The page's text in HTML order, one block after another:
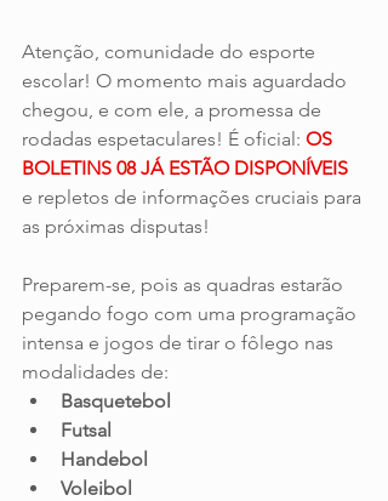
Atenção, comunidade do esporte
escolar! O momento mais aguardado
chegou, e com ele, a promessa de
rodadas espetaculares! É oficial: OS
BOLETINS 08 JÁ ESTÃO DISPONÍVEIS
e repletos de informações cruciais para
as próximas disputas!
Preparem-se, pois as quadras estarão
pegando fogo com uma programação
intensa e jogos de tirar o fôlego nas
modalidades de:
Basquetebol
Futsal
Handebol
Voleibol